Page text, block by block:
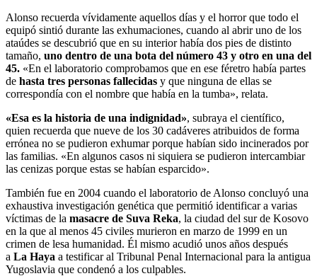
Alonso recuerda vívidamente aquellos días y el horror que todo el
equipó sintió durante las exhumaciones, cuando al abrir uno de los
ataúdes se descubrió que en su interior había dos pies de distinto
tamaño, uno dentro de una bota del número 43 y otro en una del
45. «En el laboratorio comprobamos que en ese féretro había partes
de hasta tres personas fallecidas y que ninguna de ellas se
correspondía con el nombre que había en la tumba», relata.
«Esa es la historia de una indignidad», subraya el científico,
quien recuerda que nueve de los 30 cadáveres atribuidos de forma
errónea no se pudieron exhumar porque habían sido incinerados por
las familias. «En algunos casos ni siquiera se pudieron intercambiar
las cenizas porque estas se habían esparcido».
También fue en 2004 cuando el laboratorio de Alonso concluyó una
exhaustiva investigación genética que permitió identificar a varias
víctimas de la masacre de Suva Reka, la ciudad del sur de Kosovo
en la que al menos 45 civiles murieron en marzo de 1999 en un
crimen de lesa humanidad. Él mismo acudió unos años después
a La Haya a testificar al Tribunal Penal Internacional para la antigua
Yugoslavia que condenó a los culpables.